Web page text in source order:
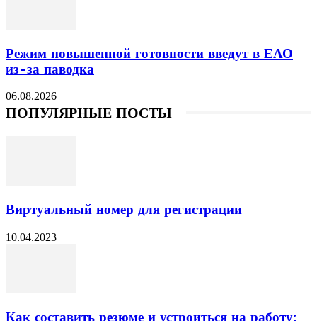
Режим повышенной готовности введут в ЕАО
из-за паводка
06.08.2026
ПОПУЛЯРНЫЕ ПОСТЫ
Виртуальный номер для регистрации
10.04.2023
Как составить резюме и устроиться на работу: